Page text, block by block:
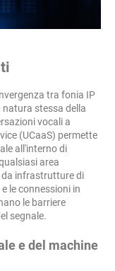
tra fonia IP
stessa della
vocali a
(UCaaS) permette
all'interno di
area
da infrastrutture di
le connessioni in
le barriere
segnale.
e del machine